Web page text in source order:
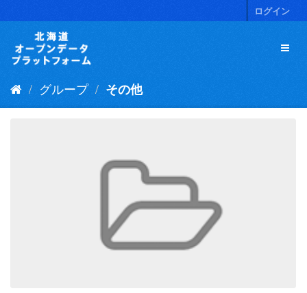
キ
ログイン
グループ その他